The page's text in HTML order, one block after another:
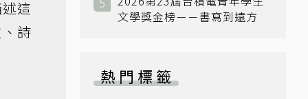
這
詩
文學獎金榜－－書寫到遠方
熱門標籤